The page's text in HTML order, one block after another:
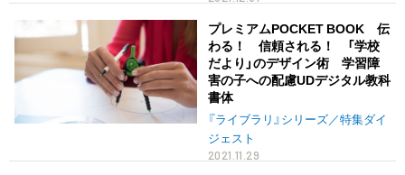
プレミアムPOCKET BOOK 伝
わる！ 信頼される！ 「学校
だより」のデザイン術 学習障
害の子への配慮UDデジタル教科
書体
『ライブラリ』シリーズ／特集ダイ
ジェスト
2021.11.29